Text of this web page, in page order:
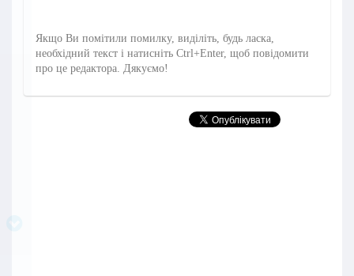
Якщо Ви помітили помилку, виділіть, будь ласка,
необхідний текст і натисніть Ctrl+Enter, щоб повідомити
про це редактора. Дякуємо!